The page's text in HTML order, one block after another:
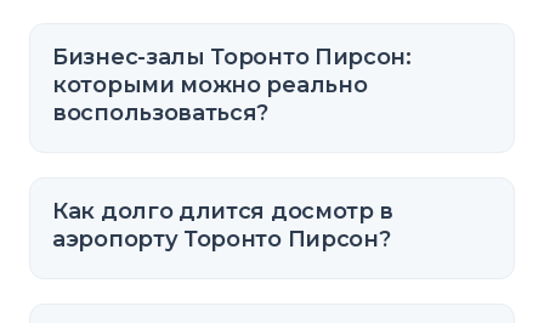
Бизнес-залы Торонто Пирсон:
которыми можно реально
воспользоваться?
Как долго длится досмотр в
аэропорту Торонто Пирсон?